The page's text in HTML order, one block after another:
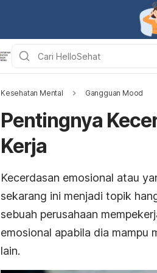
Kesehatan Mental Gangguan Mood
Pentingnya
Kerja
Kecerdasan emosional atau
sekarang ini menjadi topik
sebuah perusahaan
emosional apabila dia mampu
lain.